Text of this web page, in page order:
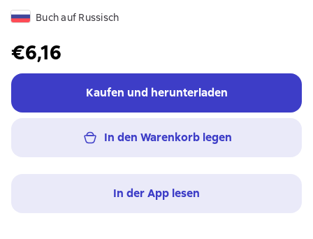
Buch auf Russisch
€6,16
Kaufen und herunterladen
In den Warenkorb legen
In der App lesen